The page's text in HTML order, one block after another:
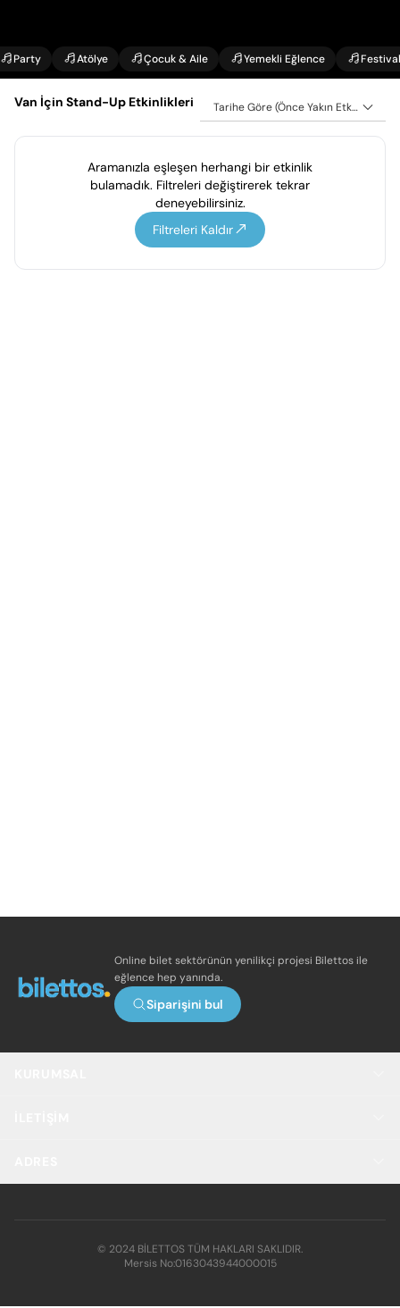
Party Atölye Çocuk & Aile Yemekli Eğlence Festival
Van İçin Stand-Up Etkinlikleri Tarihe Göre (Önce Yakın Etkinlikler)
Aramanızla eşleşen herhangi bir etkinlik
bulamadık. Filtreleri değiştirerek tekrar
deneyebilirsiniz.
Filtreleri Kaldır
Online bilet sektörünün yenilikçi projesi Bilettos ile
eğlence hep yanında.
Siparişini bul
© 2024 BİLETTOS TÜM HAKLARI SAKLIDIR.
Mersis No:0163043944000015